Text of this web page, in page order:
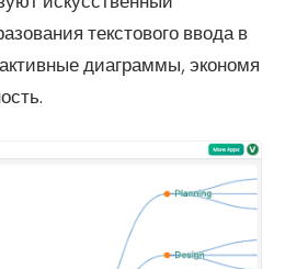
текстового ввода в
диаграммы, экономя